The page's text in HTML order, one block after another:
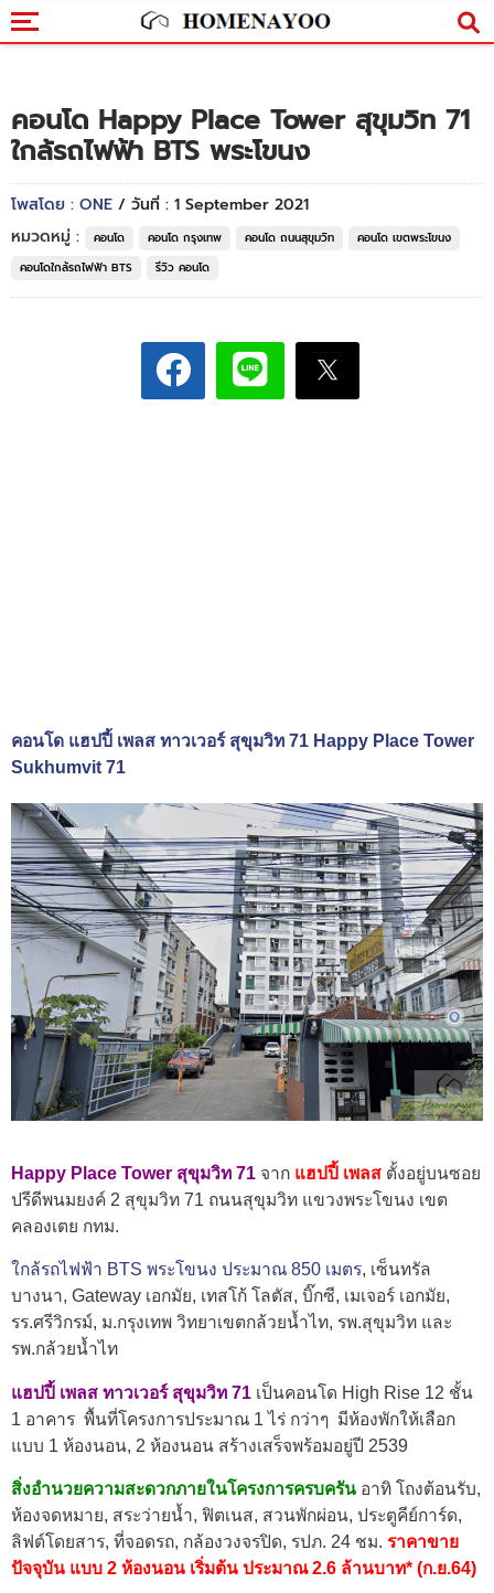
คอนโด Happy Place Tower สุขุมวิท 71
ใกล้รถไฟฟ้า BTS พระโขนง
โพสโดย : ONE / วันที่ : 1 September 2021
หมวดหมู่ :
คอนโด คอนโด กรุงเทพ คอนโด ถนนสุขุมวิท
คอนโด เขตพระโขนง
คอนโดใกล้รถไฟฟ้า BTS
รีวิว คอนโด
คอนโด แฮปปี้ เพลส ทาวเวอร์ สุขุมวิท 71 Happy Place Tower
Sukhumvit 71
Happy Place Tower สุขุมวิท 71 จาก แฮปปี้ เพลส ตั้งอยู่บนซอย
ปรีดีพนมยงค์ 2 สุขุมวิท 71 ถนนสุขุมวิท แขวงพระโขนง เขต
คลองเตย กทม.
ใกล้รถไฟฟ้า BTS พระโขนง ประมาณ 850 เมตร, เซ็นทรัล
บางนา, Gateway เอกมัย, เทสโก้ โลตัส, บิ๊กซี, เมเจอร์ เอกมัย,
รร.ศรีวิกรม์, ม.กรุงเทพ วิทยาเขตกล้วยน้ำไท, รพ.สุขุมวิท และ
รพ.กล้วยน้ำไท
แฮปปี้ เพลส ทาวเวอร์ สุขุมวิท 71 เป็นคอนโด High Rise 12 ชั้น
1 อาคาร พื้นที่โครงการประมาณ 1 ไร่ กว่าๆ มีห้องพักให้เลือก
แบบ 1 ห้องนอน, 2 ห้องนอน สร้างเสร็จพร้อมอยู่ปี 2539
สิ่งอำนวยความสะดวกภายในโครงการครบครัน อาทิ โถงต้อนรับ,
ห้องจดหมาย, สระว่ายน้ำ, ฟิตเนส, สวนพักผ่อน, ประตูคีย์การ์ด,
ลิฟต์โดยสาร, ที่จอดรถ, กล้องวงจรปิด, รปภ. 24 ชม. ราคาขาย
ปัจจุบัน แบบ 2 ห้องนอน เริ่มต้น ประมาณ 2.6 ล้านบาท* (ก.ย.64)